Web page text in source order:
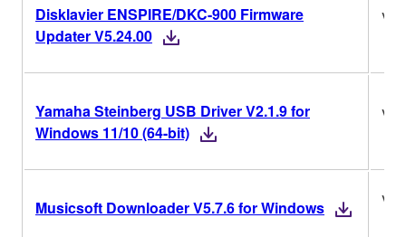
Disklavier ENSPIRE/DKC-900 Firmware
Updater V5.24.00
Yamaha Steinberg USB Driver V2.1.9 for
Windows 11/10 (64-bit)
Musicsoft Downloader V5.7.6 for Windows